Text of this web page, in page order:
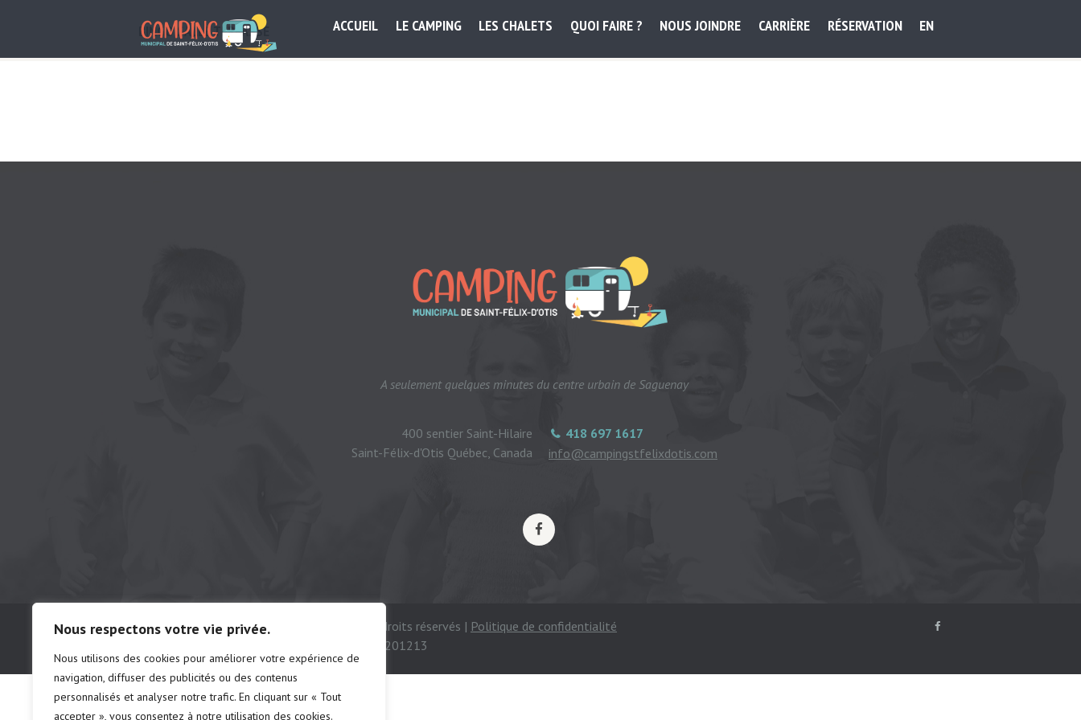
Nous respectons votre vie privée.
Nous utilisons des cookies pour améliorer votre expérience de
navigation, diffuser des publicités ou des contenus
personnalisés et analyser notre trafic. En cliquant sur « Tout
accepter », vous consentez à notre utilisation des cookies.
ACCUEIL LE CAMPING LES CHALETS QUOI FAIRE ? NOUS JOINDRE CARRIÈRE RÉSERVATION EN
BINGO SALLE TERRASSE
A seulement quelques minutes du centre urbain de Saguenay
418 697 1617
info@campingstfelixdotis.com
400 sentier Saint-Hilaire
Saint-Félix-d'Otis Québec, Canada
© Camping municipal de St-Félix d'Otis, tous droits réservés | Politique de confidentialité
# d'établissements: chalet 222691 | camping 201213